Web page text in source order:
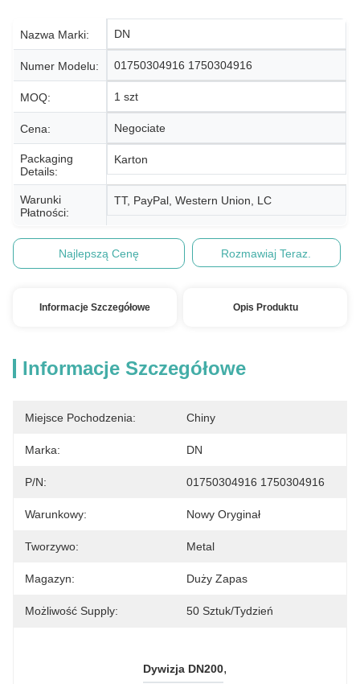
Nazwa Marki: DN
Numer Modelu: 01750304916 1750304916
MOQ: 1 szt
Cena: Negociate
Packaging
Details:
Karton
Warunki
Płatności:
TT, PayPal, Western Union, LC
Najlepszą Cenę Rozmawiaj Teraz.
Informacje Szczegółowe Opis Produktu
Informacje Szczegółowe
Miejsce Pochodzenia: Chiny
Marka: DN
P/N: 01750304916 1750304916
Warunkowy: Nowy Oryginał
Tworzywo: Metal
Magazyn: Duży Zapas
Możliwość Supply: 50 Sztuk/tydzień
Dywizja DN200,